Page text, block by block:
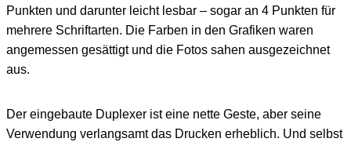
Punkten und darunter leicht lesbar – sogar an 4 Punkten für
mehrere Schriftarten. Die Farben in den Grafiken waren
angemessen gesättigt und die Fotos sahen ausgezeichnet
aus.
Der eingebaute Duplexer ist eine nette Geste, aber seine
Verwendung verlangsamt das Drucken erheblich. Und selbst